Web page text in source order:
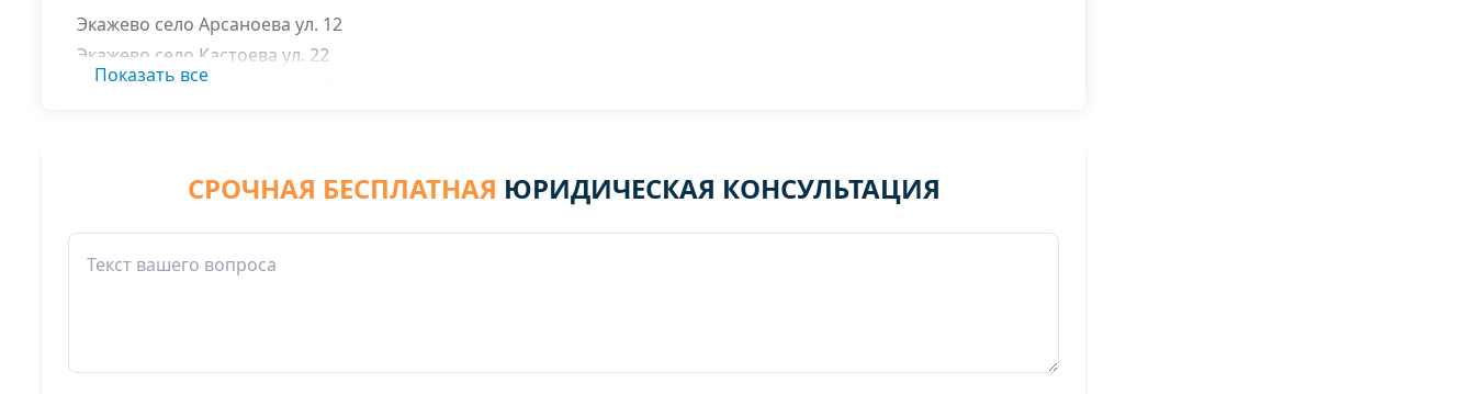
Экажево село Арсаноева ул. 12
Экажево село Кастоева ул. 22
Экажево село Муталиева ул. 22
Показать все
СРОЧНАЯ БЕСПЛАТНАЯ ЮРИДИЧЕСКАЯ КОНСУЛЬТАЦИЯ